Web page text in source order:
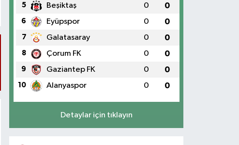
5 Beşiktaş 0 0
6 Eyüpspor 0 0
7 Galatasaray 0 0
8 Çorum FK 0 0
9 Gaziantep FK 0 0
10 Alanyaspor 0 0
Detaylar için tıklayın